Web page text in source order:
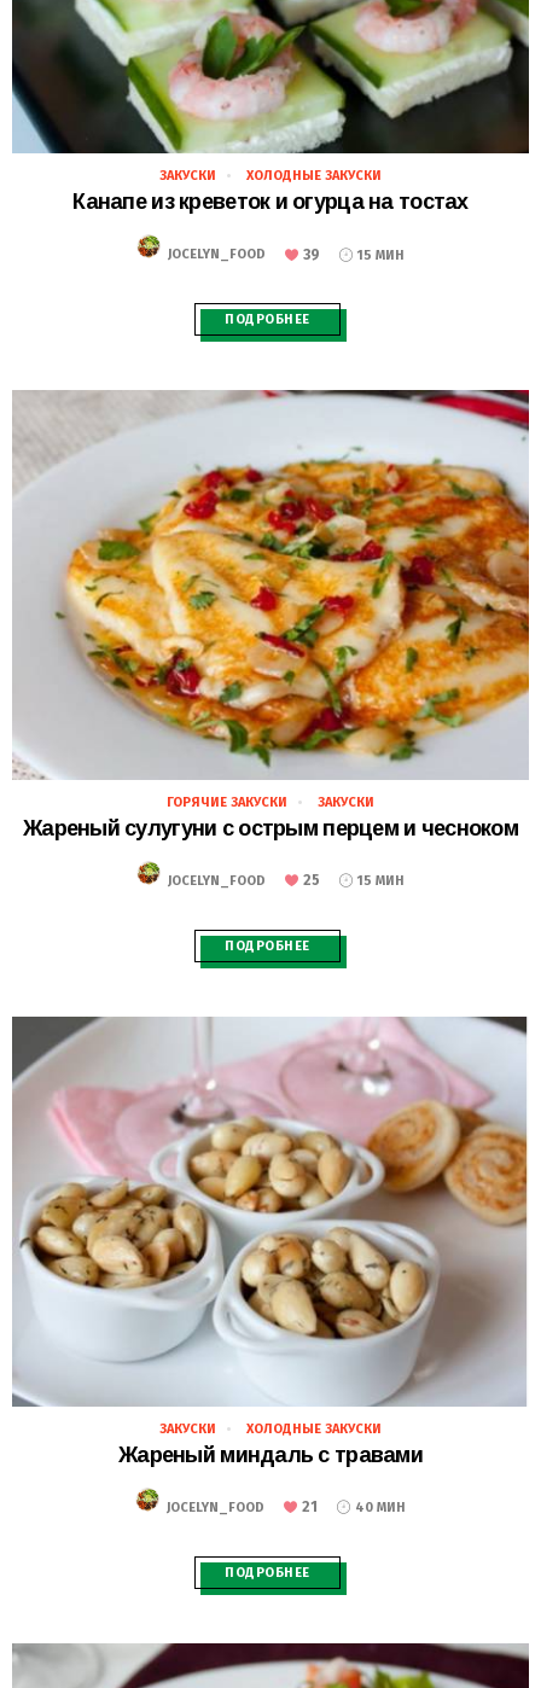
28.02.2021
ЗАКУСКИ ХОЛОДНЫЕ ЗАКУСКИ
Канапе из креветок и огурца на тостах
JOCELYN_FOOD 39 15 МИН
ПОДРОБНЕЕ
28.02.2021
ГОРЯЧИЕ ЗАКУСКИ ЗАКУСКИ
Жареный сулугуни с острым перцем и чесноком
JOCELYN_FOOD 25 15 МИН
ПОДРОБНЕЕ
28.02.2021
ЗАКУСКИ ХОЛОДНЫЕ ЗАКУСКИ
Жареный миндаль с травами
JOCELYN_FOOD 21 40 МИН
ПОДРОБНЕЕ